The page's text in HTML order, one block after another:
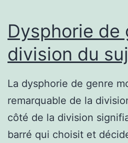
Dysphorie de
division du
La dysphorie de genre
remarquable de la
côté de la division
barré qui choisit et